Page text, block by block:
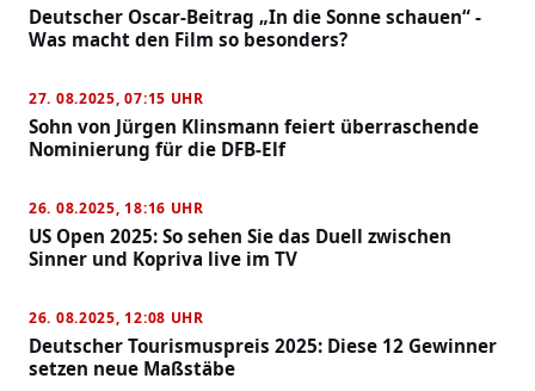
Deutscher Oscar-Beitrag „In die Sonne schauen“ -
Was macht den Film so besonders?
27. 08.2025, 07:15 UHR
Sohn von Jürgen Klinsmann feiert überraschende
Nominierung für die DFB-Elf
26. 08.2025, 18:16 UHR
US Open 2025: So sehen Sie das Duell zwischen
Sinner und Kopriva live im TV
26. 08.2025, 12:08 UHR
Deutscher Tourismuspreis 2025: Diese 12 Gewinner
setzen neue Maßstäbe